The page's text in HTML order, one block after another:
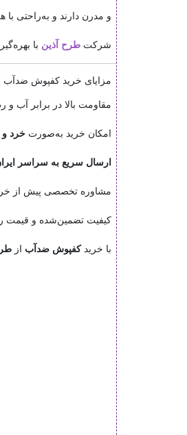
و مدرن دارند و به‌راحتی
شرکتطرح آذین با
مزایای خرید کفپوش
مقاومت بالا در برابر آب و
امکان خرید به‌صورتخرد و
ارسال سریع به سراسر
مشاوره تخصصی پیش از
کیفیت تضمین‌شده و قیمت
با خریدکفپوش ضدآب از